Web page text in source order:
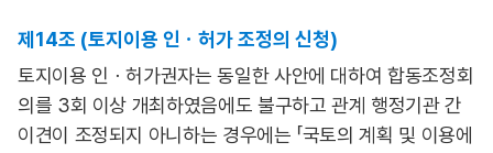
제14조 (토지이용 인ㆍ허가 조정의 신청)
토지이용 인ㆍ허가권자는 동일한 사안에 대하여 합동조정회
의를 3회 이상 개최하였음에도 불구하고 관계 행정기관 간
이견이 조정되지 아니하는 경우에는 「국토의 계획 및 이용에